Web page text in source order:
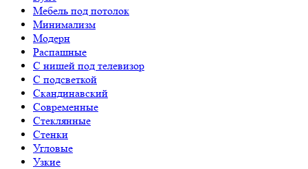
Мебель под потолок
Минимализм
Модерн
Распашные
С нишей под телевизор
С подсветкой
Скандинавский
Современные
Стеклянные
Стенки
Угловые
Узкие